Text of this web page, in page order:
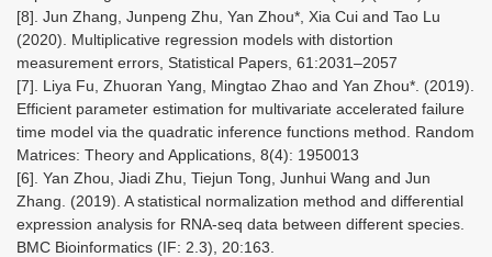
[8]. Jun Zhang, Junpeng Zhu, Yan Zhou*, Xia Cui and Tao Lu
(2020). Multiplicative regression models with distortion
measurement errors, Statistical Papers, 61:2031–2057
[7]. Liya Fu, Zhuoran Yang, Mingtao Zhao and Yan Zhou*. (2019).
Efficient parameter estimation for multivariate accelerated failure
time model via the quadratic inference functions method. Random
Matrices: Theory and Applications, 8(4): 1950013
[6]. Yan Zhou, Jiadi Zhu, Tiejun Tong, Junhui Wang and Jun
Zhang. (2019). A statistical normalization method and differential
expression analysis for RNA-seq data between different species.
BMC Bioinformatics (IF: 2.3), 20:163.